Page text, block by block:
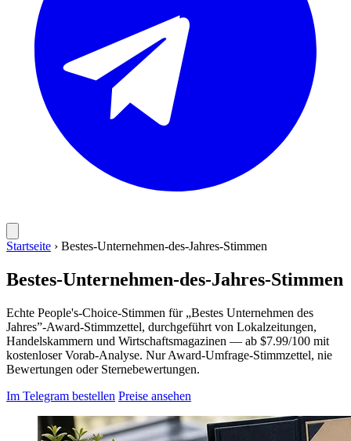
Startseite › Bestes-Unternehmen-des-Jahres-Stimmen
Bestes-Unternehmen-des-Jahres-Stimmen
Echte People's-Choice-Stimmen für „Bestes Unternehmen des
Jahres”-Award-Stimmzettel, durchgeführt von Lokalzeitungen,
Handelskammern und Wirtschaftsmagazinen — ab $7.99/100 mit
kostenloser Vorab-Analyse. Nur Award-Umfrage-Stimmzettel, nie
Bewertungen oder Sternebewertungen.
Im Telegram bestellen Preise ansehen